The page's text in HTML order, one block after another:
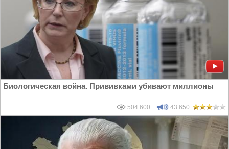
Биологическая война. Прививками убивают миллионы
504 600 43 650